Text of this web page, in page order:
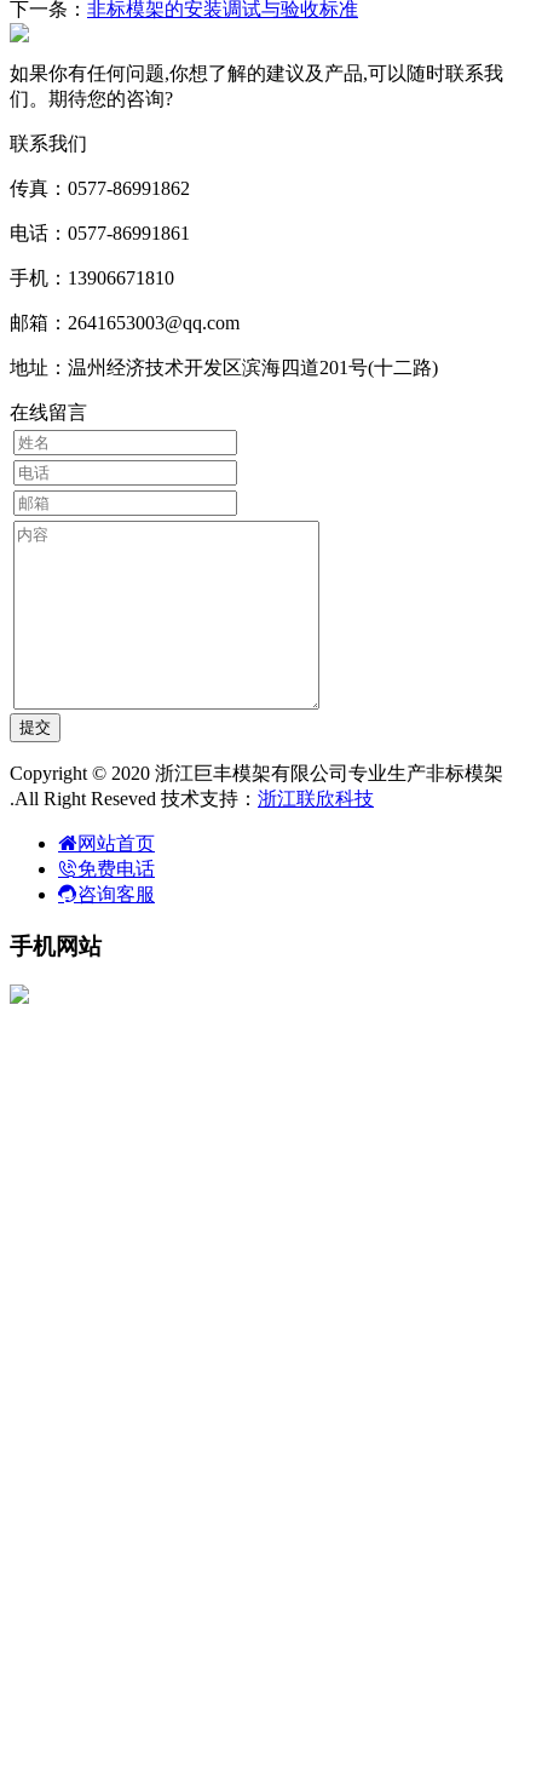
下一条： 非标模架的安装调试与验收标准
如果你有任何问题,你想了解的建议及产品,可以随时联系我
们。期待您的咨询?
联系我们
传真：0577-86991862
电话：0577-86991861
手机：13906671810
邮箱：2641653003@qq.com
地址：温州经济技术开发区滨海四道201号(十二路)
在线留言
Copyright © 2020 浙江巨丰模架有限公司专业生产非标模架
.All Right Reseved 技术支持： 浙江联欣科技
网站首页
免费电话
咨询客服
手机网站